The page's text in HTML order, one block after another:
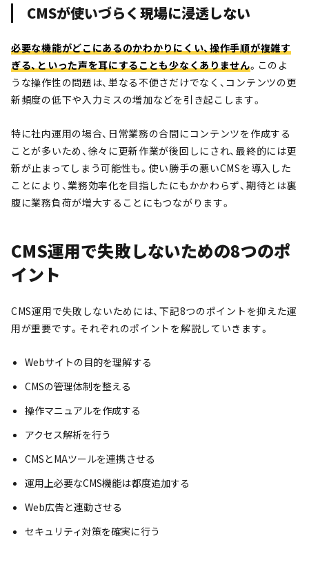
CMSが使いづらく現場に浸透しない
必要な機能がどこにあるのかわかりにくい、操作手順が複雑す
ぎる、といった声を耳にすることも少なくありません。このよ
うな操作性の問題は、単なる不便さだけでなく、コンテンツの更
新頻度の低下や入力ミスの増加などを引き起こします。
特に社内運用の場合、日常業務の合間にコンテンツを作成する
ことが多いため、徐々に更新作業が後回しにされ、最終的には更
新が止まってしまう可能性も。使い勝手の悪いCMSを導入した
ことにより、業務効率化を目指したにもかかわらず、期待とは裏
腹に業務負荷が増大することにもつながります。
CMS運用で失敗しないための8つのポ
イント
CMS運用で失敗しないためには、下記8つのポイントを抑えた運
用が重要です。それぞれのポイントを解説していきます。
Webサイトの目的を理解する
CMSの管理体制を整える
操作マニュアルを作成する
アクセス解析を行う
CMSとMAツールを連携させる
運用上必要なCMS機能は都度追加する
Web広告と連動させる
セキュリティ対策を確実に行う